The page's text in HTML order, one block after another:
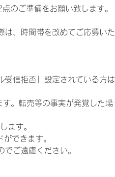
のご準備をお願い致します。
は、時間帯を改めてご応募いた
受信拒否」設定されている方は
。転売等の事実が発覚した場
ます。
できます。
ご遠慮ください。